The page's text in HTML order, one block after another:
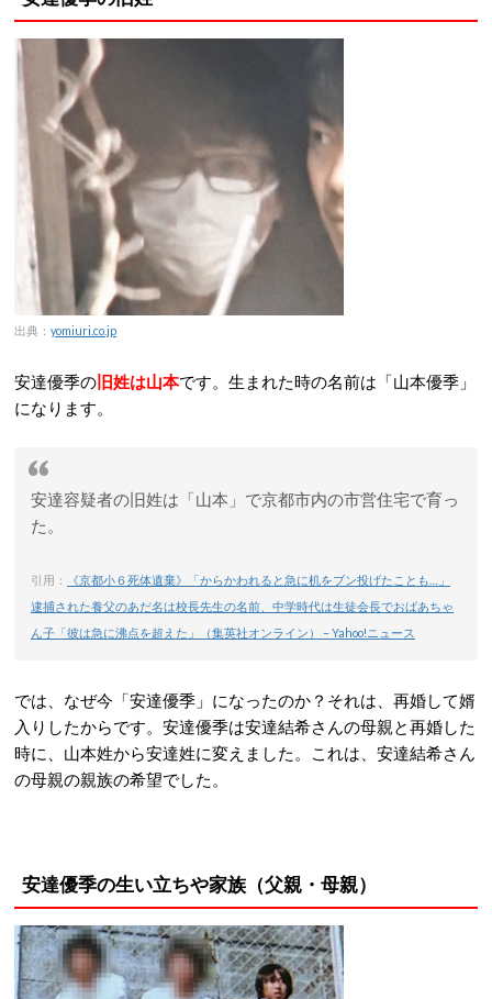
出典： yomiuri.co.jp
安達優季の 旧姓は山本です。生まれた時の名前は「山本優季」
になります。
安達容疑者の旧姓は「山本」で京都市内の市営住宅で育っ
た。
引用：
《京都小６死体遺棄》「からかわれると急に机をブン投げたことも…」
逮捕された養父のあだ名は校長先生の名前、中学時代は生徒会長でおばあちゃ
ん子「彼は急に沸点を超えた」（集英社オンライン） – Yahoo!ニュース
では、なぜ今「安達優季」になったのか？それは、再婚して婿
入りしたからです。安達優季は安達結希さんの母親と再婚した
時に、山本姓から安達姓に変えました。これは、安達結希さん
の母親の親族の希望でした。
安達優季の生い立ちや家族（父親・母親）